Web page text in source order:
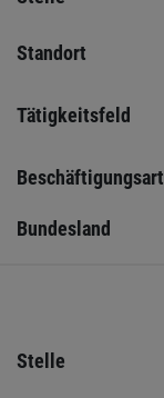
Standort
Tätigkeitsfeld
Beschäftigungsart
Bundesland
Stelle